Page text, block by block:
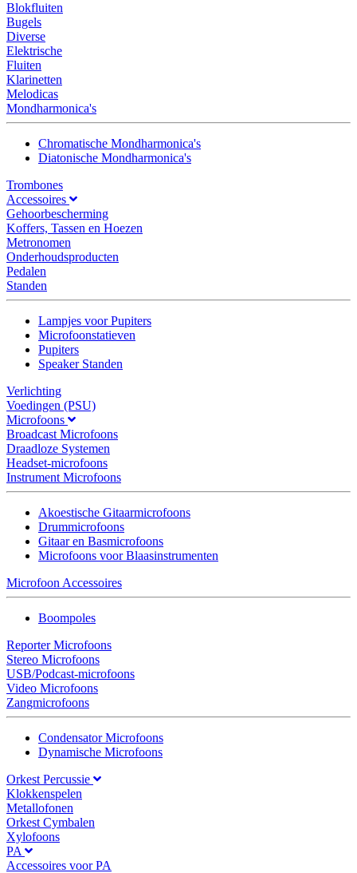
Blokfluiten
Bugels
Diverse
Elektrische
Fluiten
Klarinetten
Melodicas
Mondharmonica's
Chromatische Mondharmonica's
Diatonische Mondharmonica's
Trombones
Accessoires
Gehoorbescherming
Koffers, Tassen en Hoezen
Metronomen
Onderhoudsproducten
Pedalen
Standen
Lampjes voor Pupiters
Microfoonstatieven
Pupiters
Speaker Standen
Verlichting
Voedingen (PSU)
Microfoons
Broadcast Microfoons
Draadloze Systemen
Headset-microfoons
Instrument Microfoons
Akoestische Gitaarmicrofoons
Drummicrofoons
Gitaar en Basmicrofoons
Microfoons voor Blaasinstrumenten
Microfoon Accessoires
Boompoles
Reporter Microfoons
Stereo Microfoons
USB/Podcast-microfoons
Video Microfoons
Zangmicrofoons
Condensator Microfoons
Dynamische Microfoons
Orkest Percussie
Klokkenspelen
Metallofonen
Orkest Cymbalen
Xylofoons
PA
Accessoires voor PA